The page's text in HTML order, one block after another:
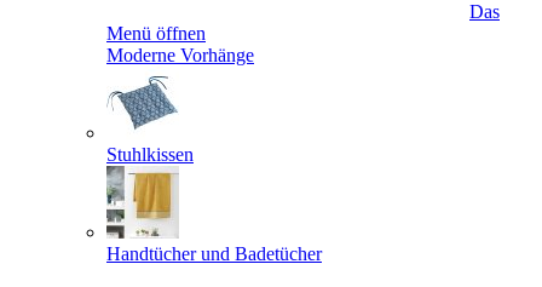
Das
Menü öffnen
Moderne Vorhänge
Stuhlkissen
Handtücher und Badetücher